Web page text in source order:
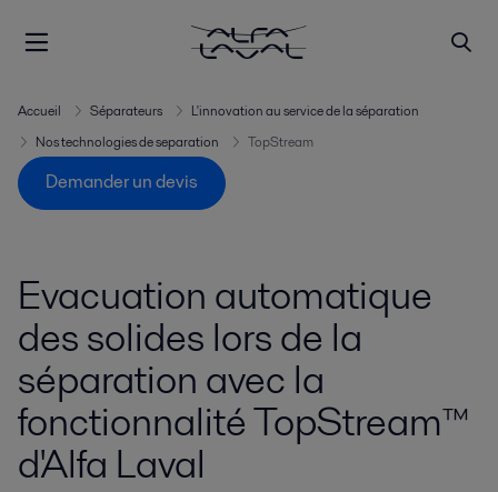
Accueil Séparateurs
L'innovation au service de la séparation
Nos technologies de separation
TopStream
Demander un devis
Evacuation automatique
des solides lors de la
séparation avec la
fonctionnalité TopStream™
d'Alfa Laval